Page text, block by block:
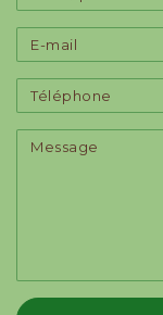
E-mail
Téléphone
Message